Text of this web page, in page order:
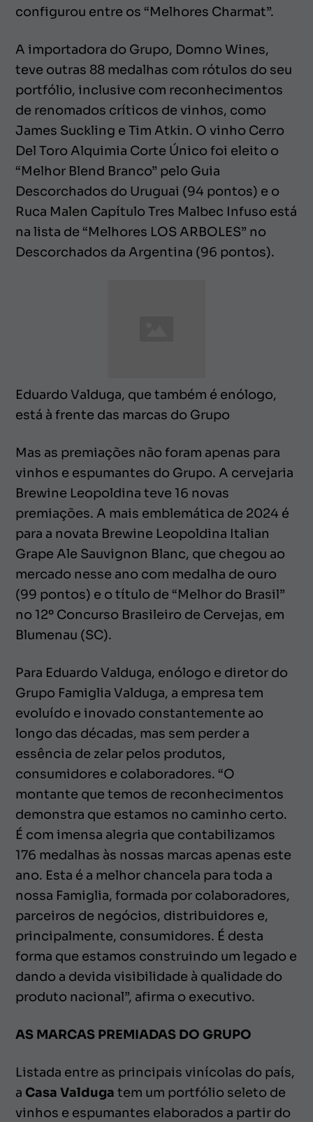
configurou entre os “Melhores Charmat”.
A importadora do Grupo, Domno Wines,
teve outras 88 medalhas com rótulos do seu
portfólio, inclusive com reconhecimentos
de renomados críticos de vinhos, como
James Suckling e Tim Atkin. O vinho Cerro
Del Toro Alquimia Corte Único foi eleito o
“Melhor Blend Branco” pelo Guia
Descorchados do Uruguai (94 pontos) e o
Ruca Malen Capítulo Tres Malbec Infuso está
na lista de “Melhores LOS ARBOLES” no
Descorchados da Argentina (96 pontos).
Eduardo Valduga, que também é enólogo,
está à frente das marcas do Grupo
Mas as premiações não foram apenas para
vinhos e espumantes do Grupo. A cervejaria
Brewine Leopoldina teve 16 novas
premiações. A mais emblemática de 2024 é
para a novata Brewine Leopoldina Italian
Grape Ale Sauvignon Blanc, que chegou ao
mercado nesse ano com medalha de ouro
(99 pontos) e o título de “Melhor do Brasil”
no 12º Concurso Brasileiro de Cervejas, em
Blumenau (SC).
Para Eduardo Valduga, enólogo e diretor do
Grupo Famiglia Valduga, a empresa tem
evoluído e inovado constantemente ao
longo das décadas, mas sem perder a
essência de zelar pelos produtos,
consumidores e colaboradores. “O
montante que temos de reconhecimentos
demonstra que estamos no caminho certo.
É com imensa alegria que contabilizamos
176 medalhas às nossas marcas apenas este
ano. Esta é a melhor chancela para toda a
nossa Famiglia, formada por colaboradores,
parceiros de negócios, distribuidores e,
principalmente, consumidores. É desta
forma que estamos construindo um legado e
dando a devida visibilidade à qualidade do
produto nacional”, afirma o executivo.
AS MARCAS PREMIADAS DO GRUPO
Listada entre as principais vinícolas do país,
a Casa Valduga tem um portfólio seleto de
vinhos e espumantes elaborados a partir do